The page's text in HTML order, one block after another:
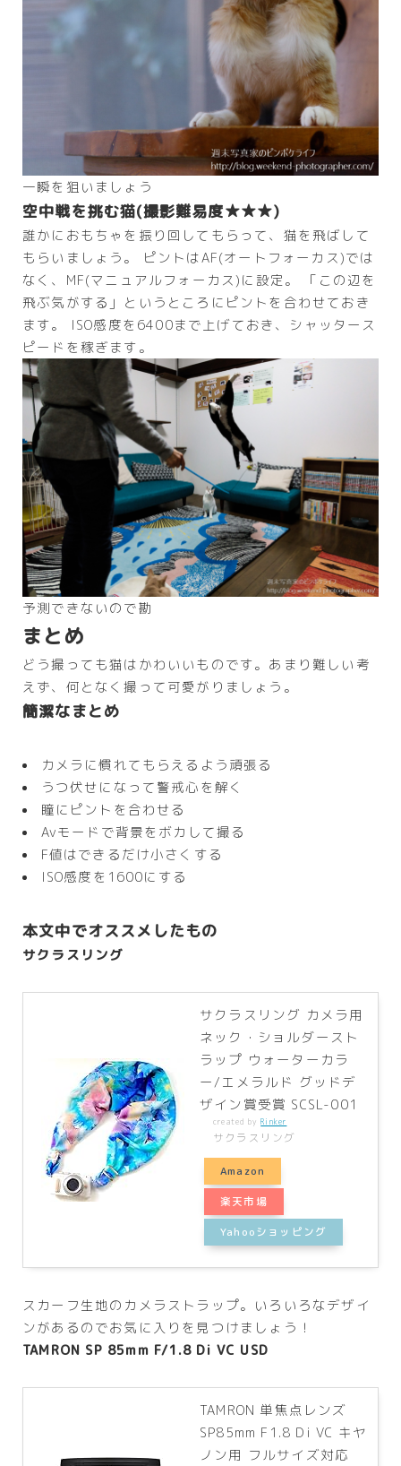
一瞬を狙いましょう
空中戦を挑む猫(撮影難易度★★★)
誰かにおもちゃを振り回してもらって、猫を飛ばして
もらいましょう。 ピントはAF(オートフォーカス)では
なく、MF(マニュアルフォーカス)に設定。 「この辺を
飛ぶ気がする」というところにピントを合わせておき
ます。 ISO感度を6400まで上げておき、シャッタース
ピードを稼ぎます。
予測できないので勘
まとめ
どう撮っても猫はかわいいものです。あまり難しい考
えず、何となく撮って可愛がりましょう。
簡潔なまとめ
カメラに慣れてもらえるよう頑張る
うつ伏せになって警戒心を解く
瞳にピントを合わせる
Avモードで背景をボカして撮る
F値はできるだけ小さくする
ISO感度を1600にする
本文中でオススメしたもの
サクラスリング
サクラスリング カメラ用
ネック・ショルダースト
ラップ ウォーターカラ
ー/エメラルド グッドデ
ザイン賞受賞 SCSL-001
created byRinker
サクラスリング
Amazon
楽天市場
Yahooショッピング
スカーフ生地のカメラストラップ。いろいろなデザイ
ンがあるのでお気に入りを見つけましょう！
TAMRON SP 85mm F/1.8 Di VC USD
TAMRON 単焦点レンズ
SP85mm F1.8 Di VC キヤ
ノン用 フルサイズ対応